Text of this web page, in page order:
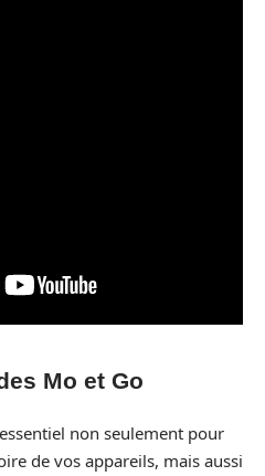
Mo et Go
non seulement pour
de vos appareils, mais aussi